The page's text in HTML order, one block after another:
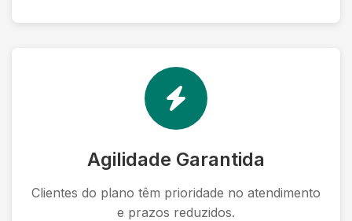
Agilidade Garantida
Clientes do plano têm prioridade no atendimento
e prazos reduzidos.